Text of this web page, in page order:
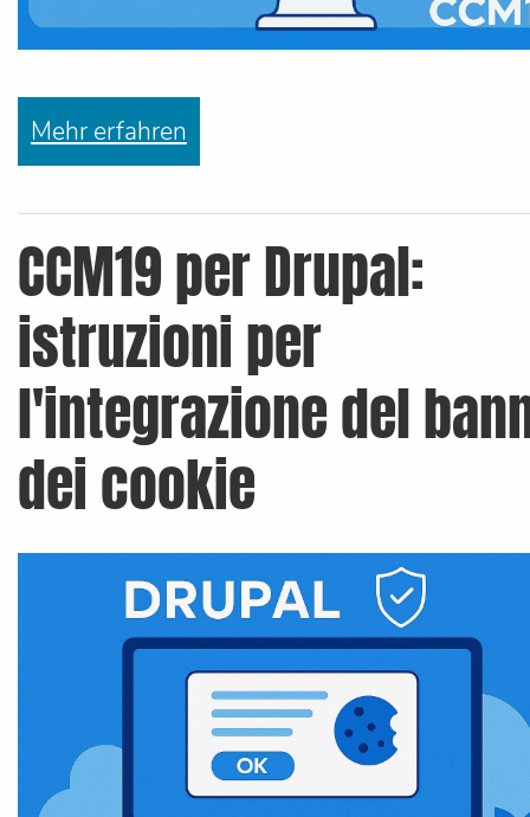
Mehr erfahren
CCM19 per Drupal:
istruzioni per
l'integrazione del
dei cookie